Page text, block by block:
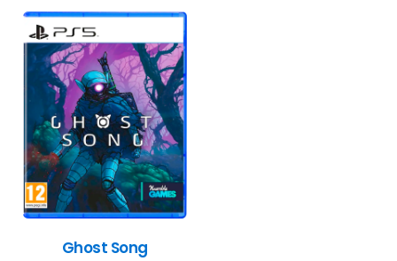
Ghost Song